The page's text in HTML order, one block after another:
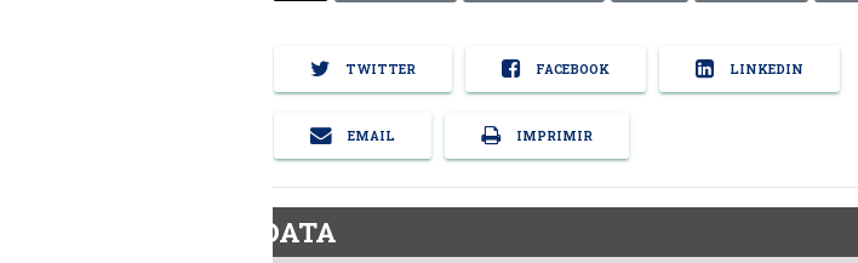
TWITTER FACEBOOK LINKEDIN
EMAIL IMPRIMIR
BiodieselDATA